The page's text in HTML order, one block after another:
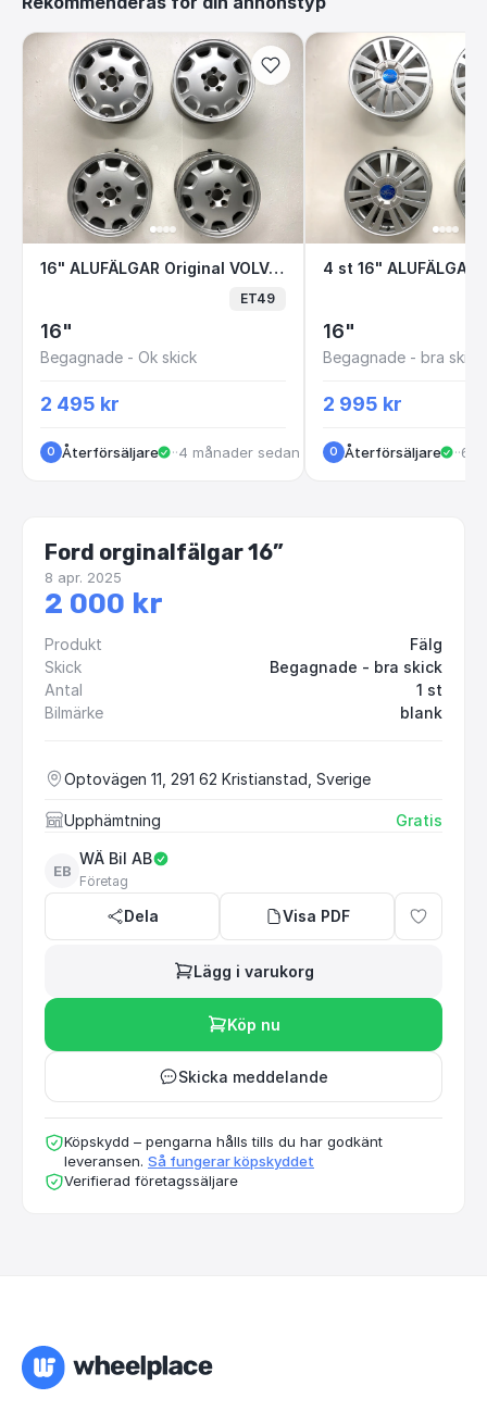
16" ALUFÄLGAR Original VOLVO S80 Icarus
16" ALUFÄLGAR Original VOLVO S80 Icarus 8623855 5x108 7x16
ET49
16"
Begagnade - Ok skick
2 495 kr
O Återförsäljare ·Huskvarna
·4 månader sedan
4 st 16"
16"
Begagnade - bra skick
2 995 kr
O Återförsäljare ··6
Ford orginalfälgar 16”
8 apr. 2025
2 000 kr
Produkt
Fälg
Skick
Begagnade - bra skick
Antal
1 st
Bilmärke
blank
Optovägen 11, 291 62 Kristianstad, Sverige
Upphämtning Gratis
EB
WÄ Bil AB
Företag
Dela Visa PDF
Lägg i varukorg
Köp nu
Skicka meddelande
Köpskydd – pengarna hålls tills du har godkänt
leveransen. Så fungerar köpskyddet
Verifierad företagssäljare